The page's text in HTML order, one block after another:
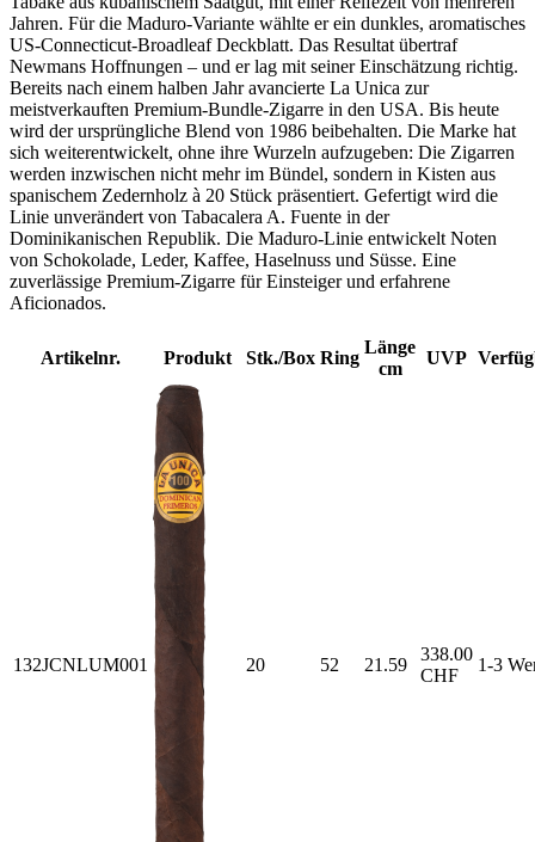
Jahren. Für die Maduro-Variante wählte er ein dunkles, aromatisches
US-Connecticut-Broadleaf Deckblatt. Das Resultat übertraf
Newmans Hoffnungen – und er lag mit seiner Einschätzung richtig.
Bereits nach einem halben Jahr avancierte La Unica zur
meistverkauften Premium-Bundle-Zigarre in den USA. Bis heute
wird der ursprüngliche Blend von 1986 beibehalten. Die Marke hat
sich weiterentwickelt, ohne ihre Wurzeln aufzugeben: Die Zigarren
werden inzwischen nicht mehr im Bündel, sondern in Kisten aus
spanischem Zedernholz à 20 Stück präsentiert. Gefertigt wird die
Linie unverändert von Tabacalera A. Fuente in der
Dominikanischen Republik. Die Maduro-Linie entwickelt Noten
von Schokolade, Leder, Kaffee, Haselnuss und Süsse. Eine
zuverlässige Premium-Zigarre für Einsteiger und erfahrene
Aficionados.
Artikelnr. Produkt Stk./Box Ring
Länge
cm
UVP
132JCNLUM001 20 52 21.59
338.00
CHF
1-3